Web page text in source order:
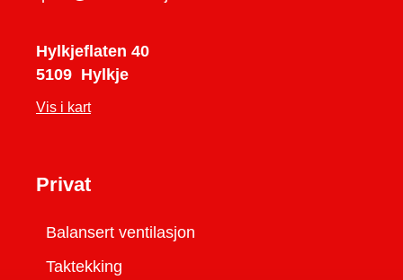
KM Ventilasjon AS
Hylkjeflaten 40
5109 Hylkje
Vis i kart
Privat
Balansert ventilasjon
Taktekking